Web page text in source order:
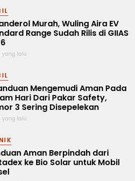
Murah, Wuling Aira EV
Range Sudah Rilis di GIIAS
yang lalu
Mengemudi Aman Pada
Hari Dari Pakar Safety,
3 Sering Disepelekan
yang lalu
Aman Berpindah dari
ke Bio Solar untuk Mobil